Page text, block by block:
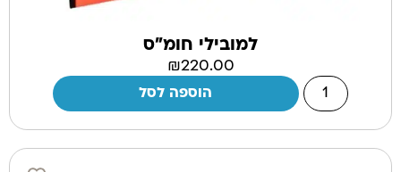
למובילי חומ"ס
₪220.00
הוספה לסל